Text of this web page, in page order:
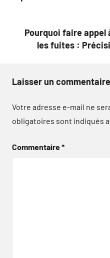
Pourquoi faire
les fuites :
Laisser un commentaire
Votre adresse e-mail ne
obligatoires sont indiqués
Commentaire*